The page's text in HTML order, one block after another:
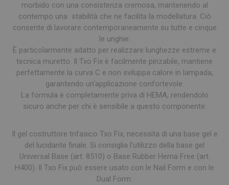
morbido con una consistenza cremosa, mantenendo al
contempo una stabilità che ne facilita la modellatura. Ciò
consente di lavorare contemporaneamente su tutte e cinque
le unghie.
È particolarmente adatto per realizzare lunghezze estreme e
tecnica muretto. Il Txo Fix è facilmente pinzabile, mantiene
perfettamente la curva C e non sviluppa calore in lampada,
garantendo un'applicazione confortevole.
La formula è completamente priva di HEMA, rendendolo
sicuro anche per chi è sensibile a questo componente.
Il gel costruttore trifasico Txo Fix, necessita di una base gel e
del lucidante finale. Si consiglia l'utilizzo della base gel
Universal Base (art. 8510) o Base Rubber Hema Free (art.
H400). Il Txo Fix può essere usato con le Nail Form e con le
Dual Form.